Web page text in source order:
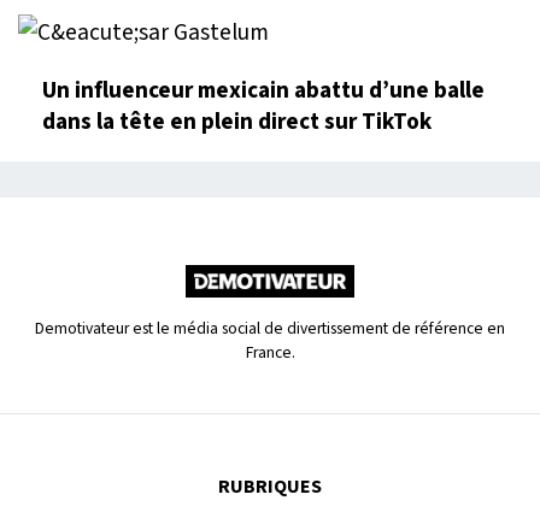
Un influenceur mexicain abattu d’une balle
dans la tête en plein direct sur TikTok
Demotivateur est le média social de divertissement de référence en
France.
RUBRIQUES